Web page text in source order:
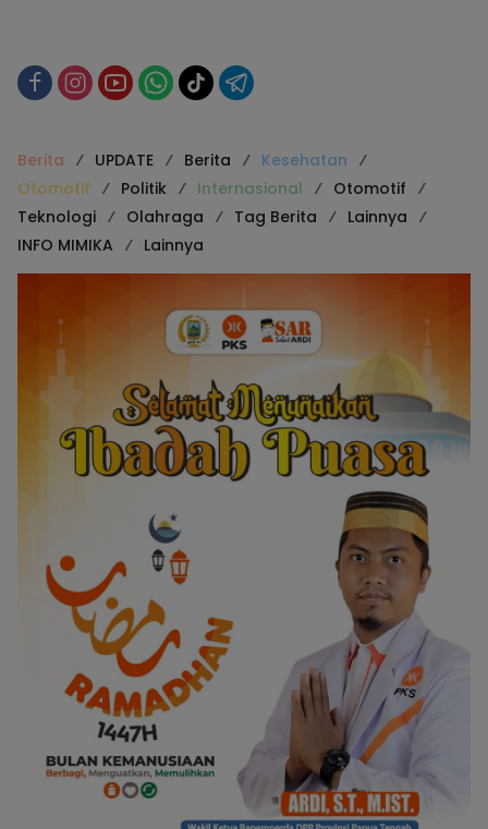
Berita UPDATE Berita
Kesehatan
Otomotif
Politik Internasional
Otomotif
Teknologi
Olahraga Tag Berita
Lainnya
INFO MIMIKA
Lainnya